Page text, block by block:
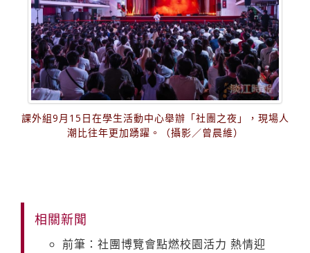
課外組9月15日在學生活動中心舉辦「社團之夜」，現場人
潮比往年更加踴躍。（攝影／曾晨維）
相關新聞
前筆：社團博覽會點燃校園活力 熱情迎